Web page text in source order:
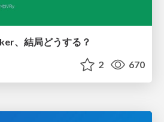
、結局どうする？
2 670